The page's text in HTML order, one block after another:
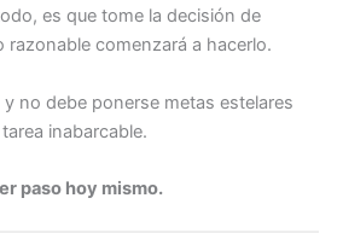
es que tome la decisión de
razonable comenzará a hacerlo.
no debe ponerse metas estelares
inabarcable.
paso hoy mismo.